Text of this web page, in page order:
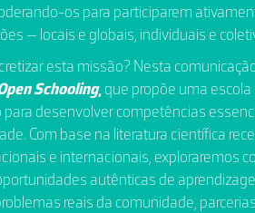
os para participarem
— locais e globais, individuais e
esta missão? Nesta
Schooling,que propõe uma
desenvolver competências
Com base na literatura científica
e internacionais, exploraremos
autênticas de
reais da comunidade, parcerias